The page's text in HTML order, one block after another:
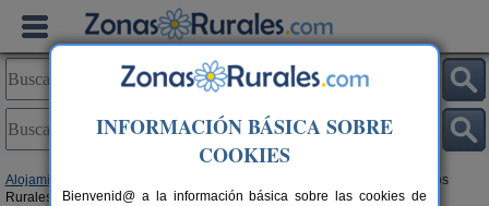
Alojamientos
> Apartamentos
Rurales Arbequina
INFORMACIÓN BÁSICA SOBRE
COOKIES
Bienvenid@ a la información básica sobre las cookies de